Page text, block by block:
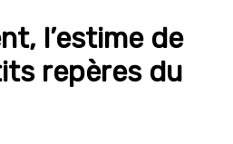
l’estime de
repères du